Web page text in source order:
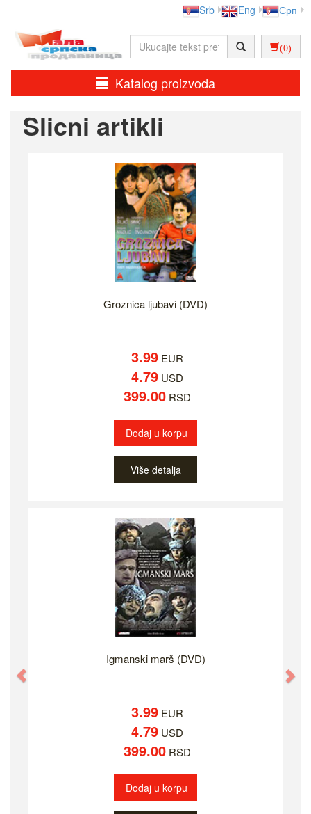
Srb Eng Срп
(0)
Katalog proizvoda
Slicni artikli
Groznica ljubavi (DVD)
3.99 EUR
4.79 USD
399.00 RSD
Dodaj u korpu
Više detalja
Igmanski marš (DVD)
3.99 EUR
4.79 USD
399.00 RSD
Dodaj u korpu